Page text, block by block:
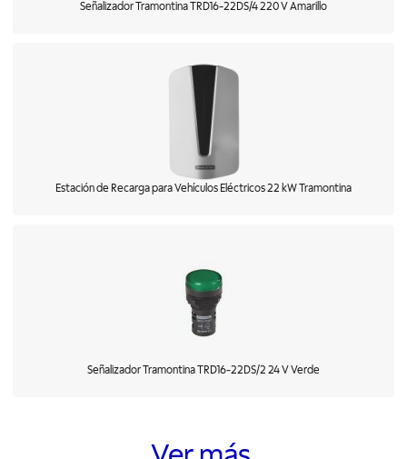
Señalizador Tramontina TRD16-22DS/4 220 V Amarillo
Estación de Recarga para Vehículos Eléctricos 22 kW Tramontina
Señalizador Tramontina TRD16-22DS/2 24 V Verde